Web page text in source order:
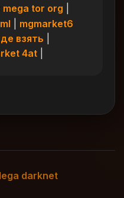
mega tor org
mgmarket6
взять
4at
darknet